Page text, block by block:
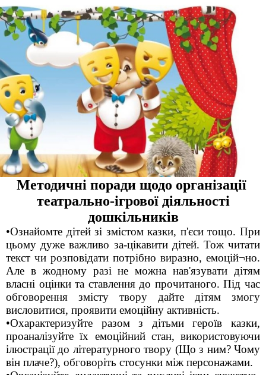
Методичні поради щодо організації
театрально-ігрової діяльності
дошкільників
•Ознайомте дітей зі змістом казки, п'єси тощо. При
цьому дуже важливо за-цікавити дітей. Тож читати
текст чи розповідати потрібно виразно, емоцій¬но.
Але в жодному разі не можна нав'язувати дітям
власні оцінки та ставлення до прочитаного. Під час
обговорення змісту твору дайте дітям змогу
висловитися, проявити емоційну активність.
•Охарактеризуйте разом з дітьми героїв казки,
проаналізуйте їх емоційний стан, використовуючи
ілюстрації до літературного твору (Що з ним? Чому
він плаче?), обговоріть стосунки між персонажами.